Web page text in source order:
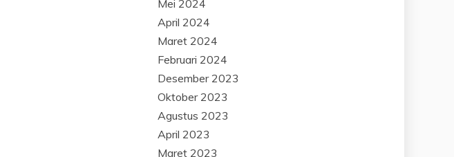
Mei 2024
April 2024
Maret 2024
Februari 2024
Desember 2023
Oktober 2023
Agustus 2023
April 2023
Maret 2023